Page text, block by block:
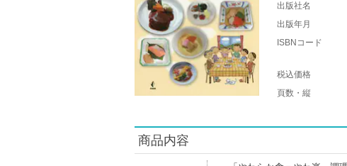
出版社名
出版年月
ISBNコード
税込価格
頁数・縦
商品内容